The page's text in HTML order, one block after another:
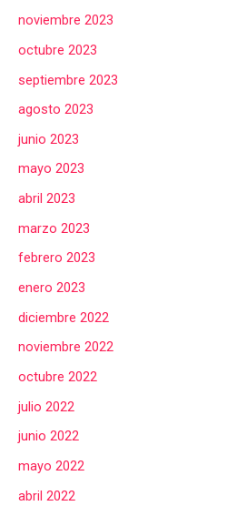
noviembre 2023
octubre 2023
septiembre 2023
agosto 2023
junio 2023
mayo 2023
abril 2023
marzo 2023
febrero 2023
enero 2023
diciembre 2022
noviembre 2022
octubre 2022
julio 2022
junio 2022
mayo 2022
abril 2022